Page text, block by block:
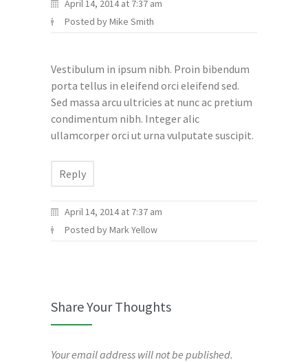
April 14, 2014 at 7:37 am
Posted by Mike Smith
Vestibulum in ipsum nibh. Proin bibendum
porta tellus in eleifend orci eleifend sed.
Sed massa arcu ultricies at nunc ac pretium
condimentum nibh. Integer alic
ullamcorper orci ut urna vulputate suscipit.
Reply
April 14, 2014 at 7:37 am
Posted by Mark Yellow
Share Your Thoughts
Your email address will not be published.